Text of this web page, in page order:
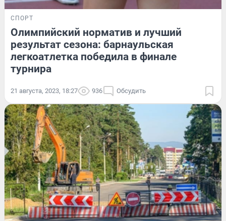
СПОРТ
Олимпийский норматив и лучший
результат сезона: барнаульская
легкоатлетка победила в финале
турнира
21 августа, 2023, 18:27 936 Обсудить